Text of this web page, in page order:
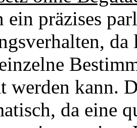
ein präzises
da
werden kann.
da eine